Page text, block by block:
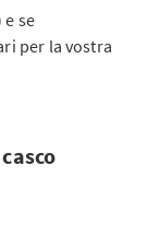
se
per la vostra